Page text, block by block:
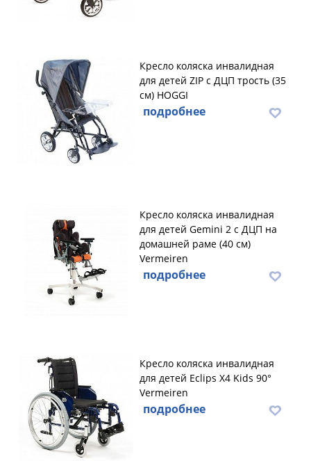
Кресло коляска инвалидная
для детей ZIP с ДЦП трость (35
см) HOGGI
подробнее
Кресло коляска инвалидная
для детей Gemini 2 с ДЦП на
домашней раме (40 см)
Vermeiren
подробнее
Кресло коляска инвалидная
для детей Eclips X4 Kids 90°
Vermeiren
подробнее